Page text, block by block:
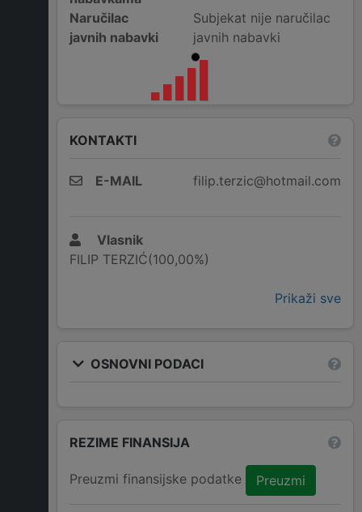
Naručilac
javnih nabavki
Subjekat nije naručilac
javnih nabavki
KONTAKTI
E-MAIL filip.terzic@hotmail.com
Vlasnik
FILIP TERZIĆ(100,00%)
Prikaži sve
OSNOVNI PODACI
REZIME FINANSIJA
Preuzmi finansijske podatke Preuzmi